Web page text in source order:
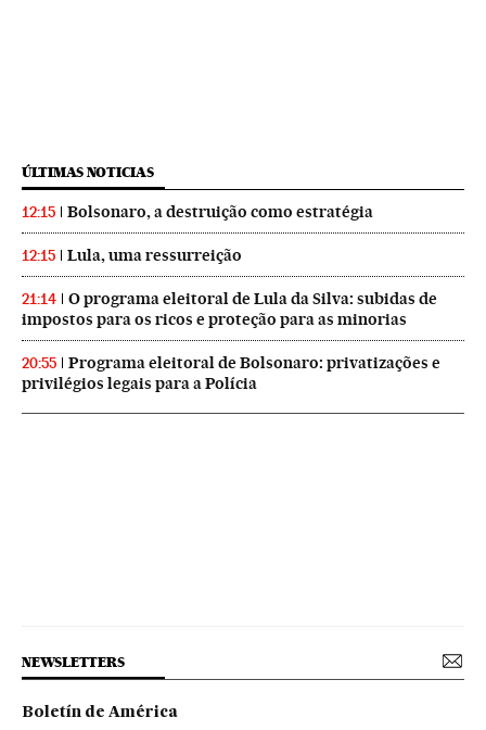
ÚLTIMAS NOTICIAS
12:15 Bolsonaro, a destruição como estratégia
12:15 Lula, uma ressurreição
21:14
O programa eleitoral de Lula da Silva: subidas de
impostos para os ricos e proteção para as minorias
20:55
Programa eleitoral de Bolsonaro: privatizações e
privilégios legais para a Polícia
NEWSLETTERS
Boletín de América